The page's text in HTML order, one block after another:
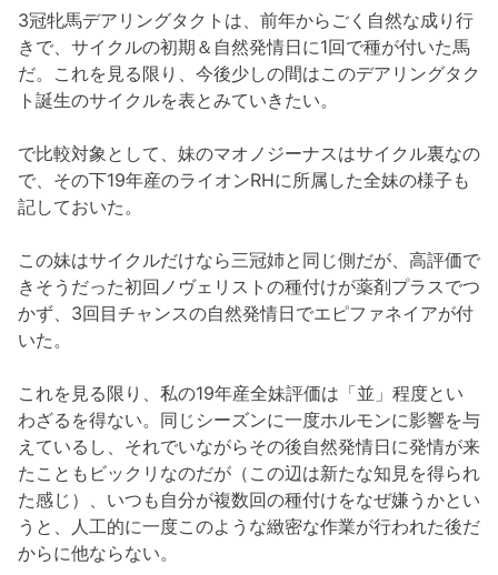
3冠牝馬デアリングタクトは、前年からごく自然な成り行
きで、サイクルの初期＆自然発情日に1回で種が付いた馬
だ。これを見る限り、今後少しの間はこのデアリングタク
ト誕生のサイクルを表とみていきたい。
で比較対象として、妹のマオノジーナスはサイクル裏なの
で、その下19年産のライオンRHに所属した全妹の様子も
記しておいた。
この妹はサイクルだけなら三冠姉と同じ側だが、高評価で
きそうだった初回ノヴェリストの種付けが薬剤プラスでつ
かず、3回目チャンスの自然発情日でエピファネイアが付
いた。
これを見る限り、私の19年産全妹評価は「並」程度とい
わざるを得ない。同じシーズンに一度ホルモンに影響を与
えているし、それでいながらその後自然発情日に発情が来
たこともビックリなのだが（この辺は新たな知見を得られ
た感じ）、いつも自分が複数回の種付けをなぜ嫌うかとい
うと、人工的に一度このような緻密な作業が行われた後だ
からに他ならない。